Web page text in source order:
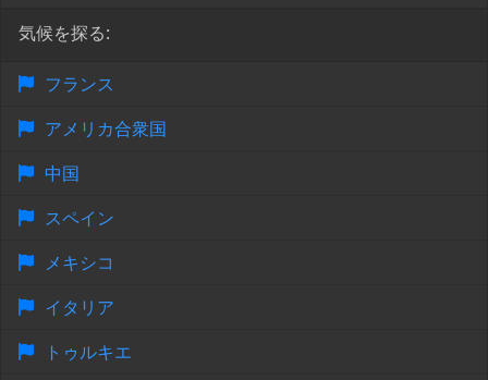
気候を探る:
フランス
アメリカ合衆国
中国
スペイン
メキシコ
イタリア
トゥルキエ